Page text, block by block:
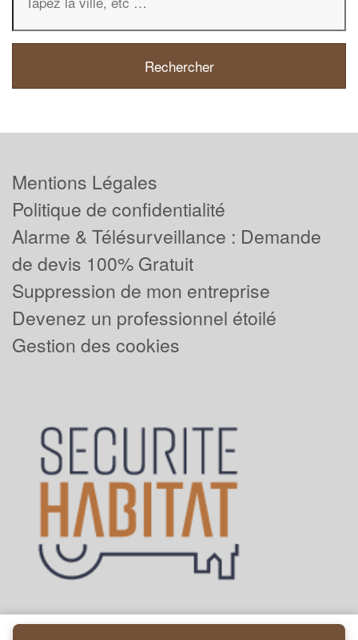
Mentions Légales
Politique de confidentialité
Alarme & Télésurveillance : Demande
de devis 100% Gratuit
Suppression de mon entreprise
Devenez un professionnel étoilé
Gestion des cookies